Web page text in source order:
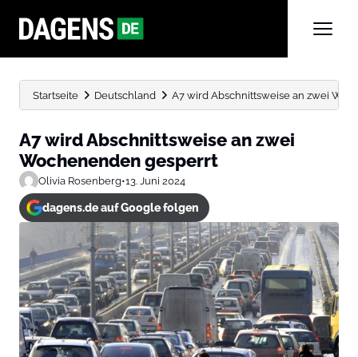
Startseite Deutschland A7 wird Abschnittsweise an zwei
A7 wird Abschnittsweise an zwei
Wochenenden gesperrt
Olivia Rosenberg•13. Juni 2024
dagens.de auf Google folgen